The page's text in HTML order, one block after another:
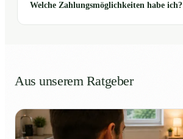
Welche Zahlungsmöglichkeiten habe ich?
Aus unserem Ratgeber